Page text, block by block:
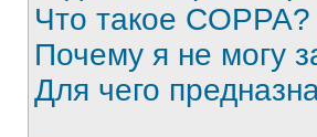
Что такое COPPA?
Почему я не могу
Для чего